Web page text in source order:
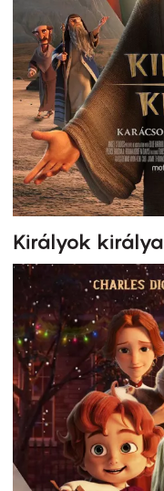
Királyok királya